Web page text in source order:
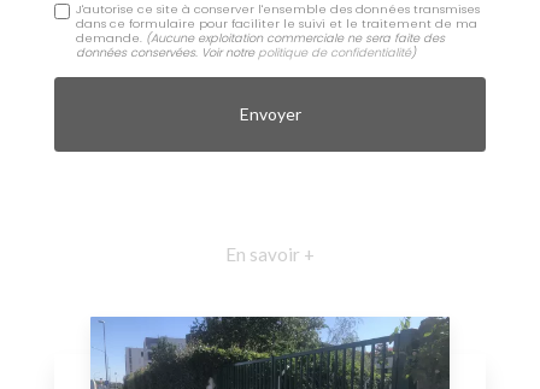
J'autorise ce site à conserver l'ensemble des données transmises
dans ce formulaire pour faciliter le suivi et le traitement de ma
demande. (Aucune exploitation commerciale ne sera faite des
données conservées. Voir notre politique de confidentialité)
En savoir +